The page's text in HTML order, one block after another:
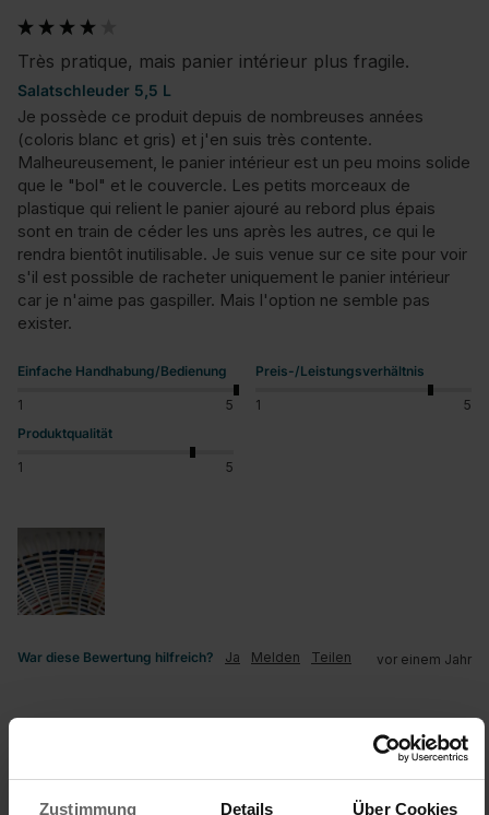
Zustimmung Details Über Cookies
Très pratique, mais panier intérieur plus fragile.
Salatschleuder 5,5 L
Je possède ce produit depuis de nombreuses années
(coloris blanc et gris) et j'en suis très contente.
Malheureusement, le panier intérieur est un peu moins solide
que le "bol" et le couvercle. Les petits morceaux de
plastique qui relient le panier ajouré au rebord plus épais
sont en train de céder les uns après les autres, ce qui le
rendra bientôt inutilisable. Je suis venue sur ce site pour voir
s'il est possible de racheter uniquement le panier intérieur
car je n'aime pas gaspiller. Mais l'option ne semble pas
exister.
Einfache Handhabung/Bedienung
1 5
Preis-/Leistungsverhältnis
1
5
Produktqualität
1 5
War diese Bewertung hilfreich? Ja Melden Teilen vor einem Jahr
S